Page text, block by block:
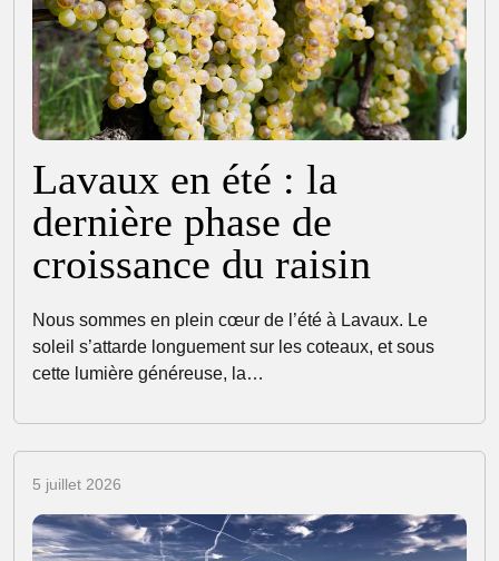
Lavaux en été : la
dernière phase de
croissance du raisin
Nous sommes en plein cœur de l’été à Lavaux. Le
soleil s’attarde longuement sur les coteaux, et sous
cette lumière généreuse, la…
5 juillet 2026